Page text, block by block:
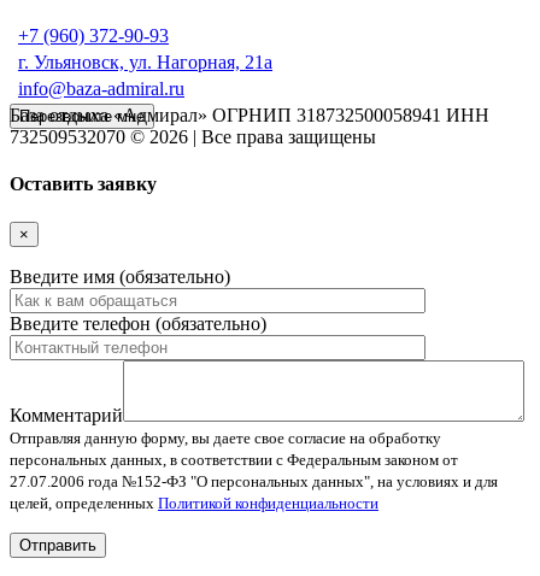
+7 (960) 372-90-93
г. Ульяновск, ул. Нагорная, 21а
info@baza-admiral.ru
Перезвоните мне
База отдыха «Адмирал» ОГРНИП 318732500058941 ИНН
732509532070 © 2026 | Все права защищены
Оставить заявку
×
Введите имя (обязательно)
Введите телефон (обязательно)
Комментарий
Отправляя данную форму, вы даете свое согласие на обработку
персональных данных, в соответствии с Федеральным законом от
27.07.2006 года №152-ФЗ "О персональных данных", на условиях и для
целей, определенных Политикой конфиденциальности